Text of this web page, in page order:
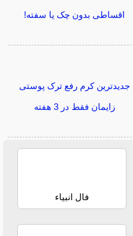
اقساطی بدون چک یا سفته!
جدیدترین کرم رفع ترک پوستی
زایمان فقط در 3 هفته
فال انبیاء